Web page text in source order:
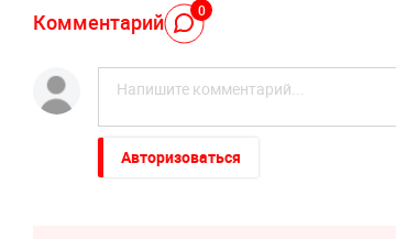
Комментарий 0
Авторизоваться